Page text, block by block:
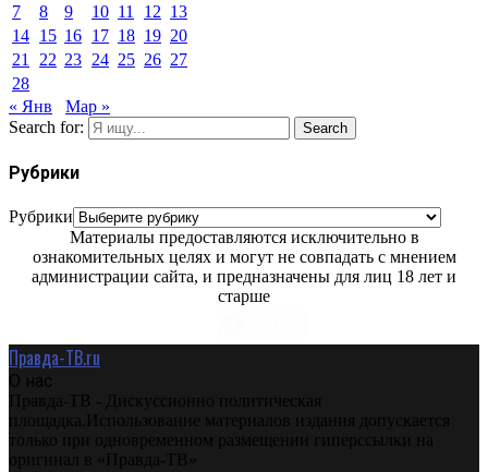
7
8 9 10 11 12 13
14 15 16 17 18 19 20
21
22 23 24 25 26 27
28
« Янв
Мар »
Search for:
Search
Рубрики
Рубрики
Материалы предоставляются исключительно в
ознакомительных целях и могут не совпадать с мнением
администрации сайта, и предназначены для лиц 18 лет и
старше
Правда-ТВ.ru
О нас
Правда-ТВ - Дискуссионно политическая
площадка.Использование материалов издания допускается
только при одновременном размещении гиперссылки на
оригинал в «Правда-ТВ»